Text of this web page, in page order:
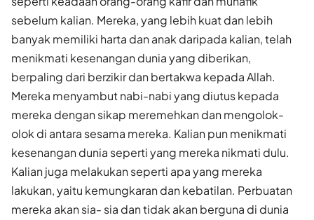
sebelum kalian. Mereka, yang lebih kuat dan lebih
banyak memiliki harta dan anak daripada kalian, telah
menikmati kesenangan dunia yang diberikan,
berpaling dari berzikir dan bertakwa kepada Allah.
Mereka menyambut nabi-nabi yang diutus kepada
mereka dengan sikap meremehkan dan mengolok-
olok di antara sesama mereka. Kalian pun menikmati
kesenangan dunia seperti yang mereka nikmati dulu.
Kalian juga melakukan seperti apa yang mereka
lakukan, yaitu kemungkaran dan kebatilan. Perbuatan
mereka akan sia- sia dan tidak akan berguna di dunia